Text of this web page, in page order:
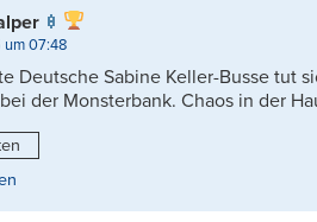
07:48
Deutsche Sabine Keller-Busse tut
der Monsterbank. Chaos in der